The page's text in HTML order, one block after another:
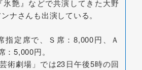
氷艶』などで共演してきた大野
ナさんも出演している。
定席で、Ｓ席：8,000円、Ａ
：5,000円。
術劇場」では23日午後5時の回